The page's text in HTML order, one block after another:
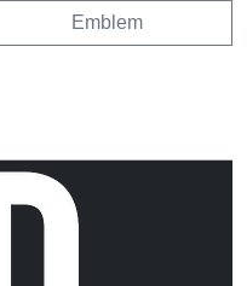
Emblem